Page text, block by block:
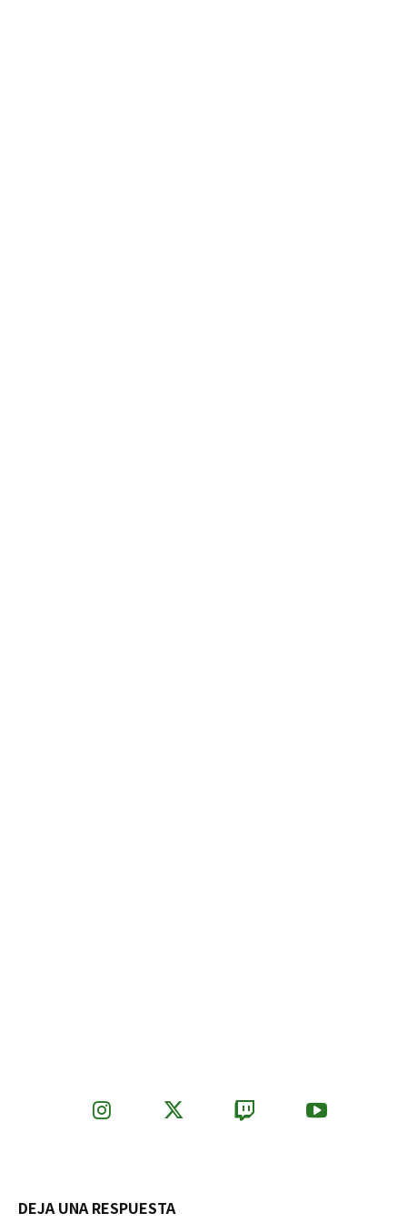
DEJA UNA RESPUESTA